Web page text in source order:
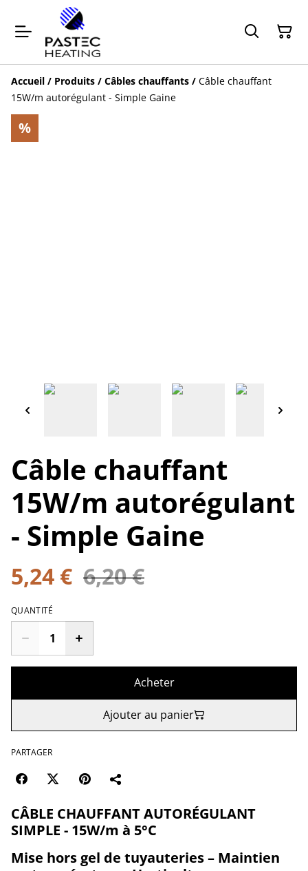
Accueil / Produits / Câbles chauffants / Câble chauffant
15W/m autorégulant - Simple Gaine
%
Câble chauffant
15W/m autorégulant
- Simple Gaine
5,24 € 6,20 €
QUANTITÉ
Acheter
Ajouter au panier
PARTAGER
CÂBLE CHAUFFANT AUTORÉGULANT
SIMPLE - 15W/m à 5°C
Mise hors gel de tuyauteries – Maintien